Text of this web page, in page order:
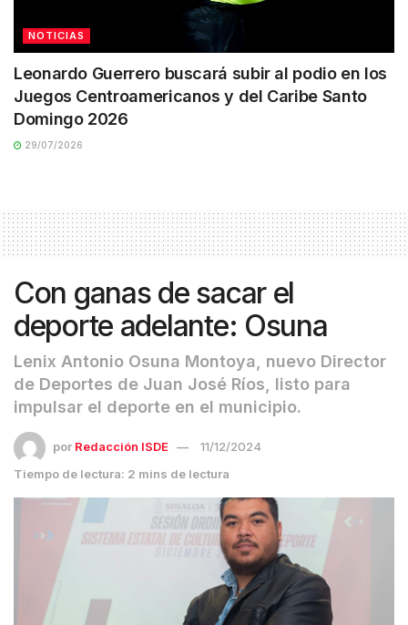
NOTICIAS
Leonardo Guerrero buscará subir al podio en los
Juegos Centroamericanos y del Caribe Santo
Domingo 2026
29/07/2026
Con ganas de sacar el
deporte adelante: Osuna
Lenix Antonio Osuna Montoya, nuevo Director
de Deportes de Juan José Ríos, listo para
impulsar el deporte en el municipio.
por Redacción ISDE
11/12/2024
Tiempo de lectura: 2 mins de lectura